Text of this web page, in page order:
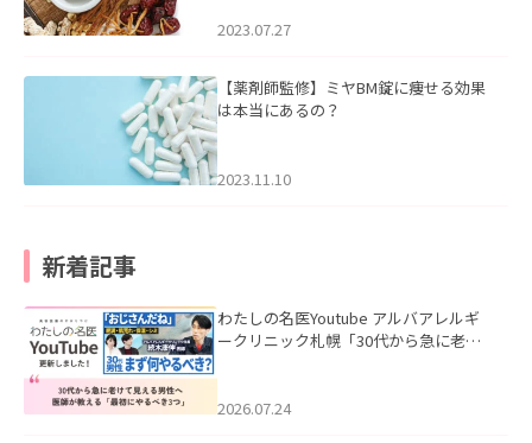
2023.07.27
【薬剤師監修】ミヤBM錠に痩せる効果
は本当にあるの？
2023.11.10
新着記事
わたしの名医Youtube アルバアレルギ
ークリニック札幌「30代から急に老け
た。
2026.07.24